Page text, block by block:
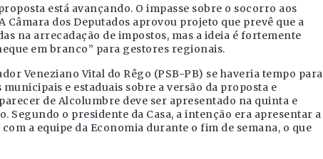
está avançando. O impasse sobre o socorro aos
Câmara dos Deputados aprovou projeto que prevê que a
na arrecadação de impostos, mas a ideia é fortemente
em branco” para gestores regionais.
Veneziano Vital do Rêgo (PSB-PB) se haveria tempo para
e estaduais sobre a versão da proposta e
de Alcolumbre deve ser apresentado na quinta e
Segundo o presidente da Casa, a intenção era apresentar a
a equipe da Economia durante o fim de semana, o que